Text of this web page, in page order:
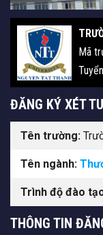
Mã
ĐĂNG KÝ XÉT
Tên trường:
Tên ngành:
Trình độ đào
THÔNG TIN